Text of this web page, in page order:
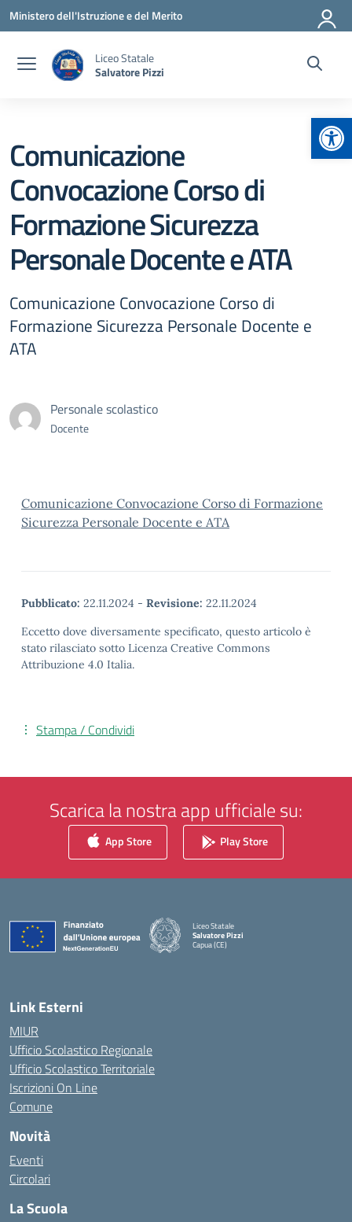
Vai ai contenuti
Vai al menu di navigazione
Vai al footer
Ministero dell'Istruzione e del Merito
Liceo Statale
Salvatore Pizzi
Comunicazione
Convocazione Corso di
Formazione Sicurezza
Personale Docente e ATA
Comunicazione Convocazione Corso di
Formazione Sicurezza Personale Docente e
ATA
Personale scolastico
Docente
Comunicazione Convocazione Corso di Formazione
Sicurezza Personale Docente e ATA
Pubblicato: 22.11.2024 - Revisione: 22.11.2024
Eccetto dove diversamente specificato, questo articolo è
stato rilasciato sotto Licenza Creative Commons
Attribuzione 4.0 Italia.
Stampa / Condividi
Scarica la nostra app ufficiale su:
App Store Play Store
Liceo Statale
Salvatore Pizzi
Capua (CE)
— Visita la pagina iniziale della scuola
Link Esterni
MIUR
Ufficio Scolastico Regionale
Ufficio Scolastico Territoriale
Iscrizioni On Line
Comune
Novità
Eventi
Circolari
La Scuola